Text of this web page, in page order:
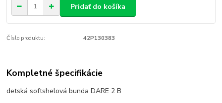
Pridať do košíka
Číslo produktu: 42P130383
Kompletné špecifikácie
detská softshelová bunda DARE 2 B